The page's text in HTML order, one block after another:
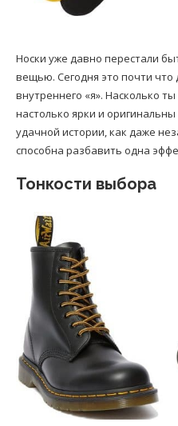
Носки уже давно перестали
вещью. Сегодня это почти что
внутреннего «я». Насколько
настолько ярки и
удачной истории, как даже
способна разбавить одна
Тонкости выбора